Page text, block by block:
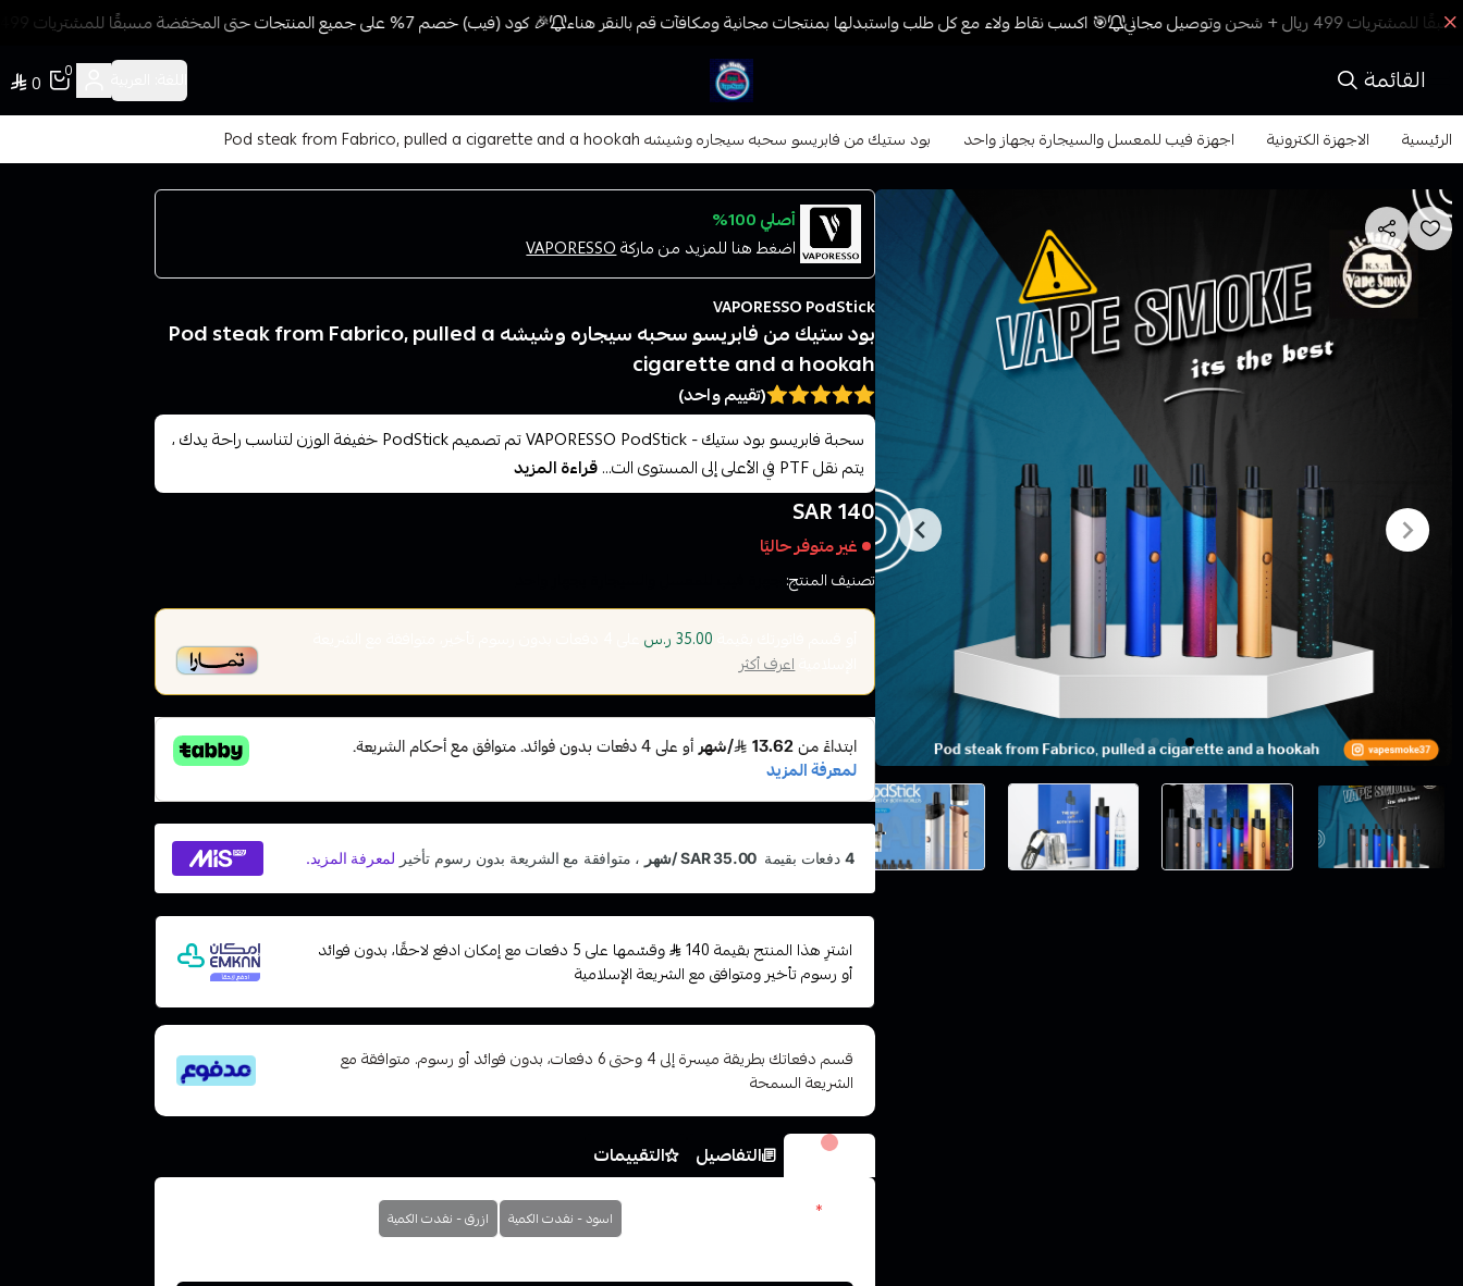
🎯 اكسب نقاط ولاء مع كل طلب واستبدلها بمنتجات مجانية ومكافآت قم بالنقر هناء 🎉 كود (فيب) خصم 7% على جميع المنتجات حتى المخفضة مسبقًا للمشتريات 499 ريال + شحن وتوصيل مجاني
القائمة فيب المدينة
0
0
الرئيسية الاجهزة الكترونية اجهزة فيب للمعسل والسيجارة بجهاز واحد بود ستيك من فابريسو سحبه سيجاره وشيشه Pod steak from Fabrico, pulled a cigarette and a hookah
أصلي 100%
اضغط هنا للمزيد من ماركةVAPORESSO
VAPORESSO PodStick
بود ستيك من فابريسو سحبه سيجاره وشيشه Pod steak from Fabrico, pulled a
cigarette and a hookah
(تقييم واحد)
سحبة فابريسو بود ستيك - VAPORESSO PodStick تم تصميم PodStick خفيفة الوزن لتناسب راحة يدك ،
يتم نقل PTF في الأعلى إلى المستوى الت...
قراءة المزيد
140 SAR
غير متوفر حاليًا
تصنيف المنتج:
35.00 ر.س على
الإسلاميةاعرف أكثر
اشترِ هذا المنتج بقيمة 140
وقسّمها على 5 دفعات مع إمكان ادفع لاحقًا، بدون فوائد
أو رسوم تأخير ومتوافق مع الشريعة الإسلامية
قسم دفعاتك بطريقة ميسرة إلى 4 وحتى 6 دفعات، بدون فوائد أو رسوم. متوافقة مع
الشريعة السمحة
الخيارات التفاصيل التقييمات
* اسود - نفدت الكمية ازرق - نفدت الكمية